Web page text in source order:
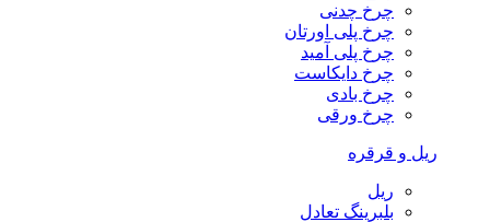
چرخ چدنی
چرخ پلی اورتان
چرخ پلی آمید
چرخ دایکاست
چرخ بادی
چرخ ورقی
ریل و قرقره
ریل
بلبرینگ تعادل